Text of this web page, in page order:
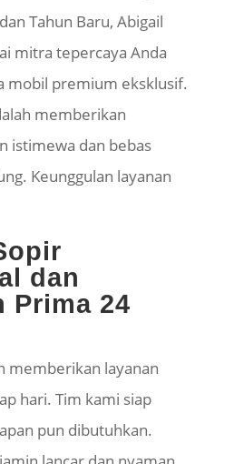
Tahun Baru, Abigail
mitra tepercaya Anda
mobil premium eksklusif.
memberikan
istimewa dan bebas
Keunggulan layanan
dan
Prima 24
memberikan layanan
hari. Tim kami siap
pun dibutuhkan.